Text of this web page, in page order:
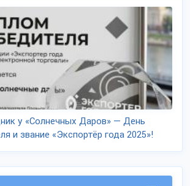
у «Солнечных Даров» — День
и звание «Экспортёр года 2025»!